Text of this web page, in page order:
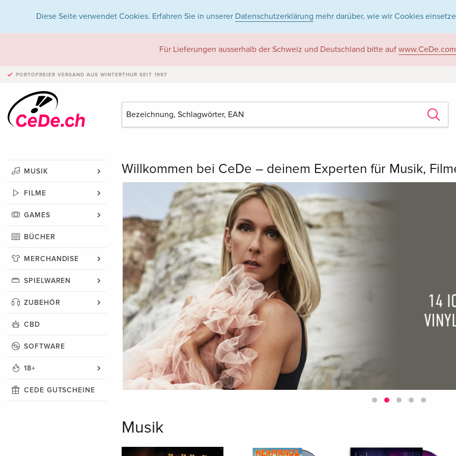
Diese Seite verwendet Cookies. Erfahren Sie in unserer Datenschutzerklärung mehr darüber, wie wir Cookies
Für Lieferungen ausserhalb der Schweiz und Deutschland bitte auf www.CeDe.com
PORTOFREIER VERSAND AUS WINTERTHUR SEIT 1997
MUSIK
FILME
GAMES
BÜCHER
MERCHANDISE
SPIELWAREN
ZUBEHÖR
CBD
SOFTWARE
18+
CEDE GUTSCHEINE
Willkommen bei CeDe – deinem Experten für Musik,
Musik